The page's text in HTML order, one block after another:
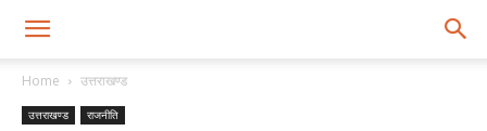
Home उत्तराखण्ड
उत्तराखण्ड राजनीति